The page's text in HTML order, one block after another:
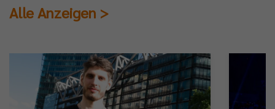
Alle Anzeigen >